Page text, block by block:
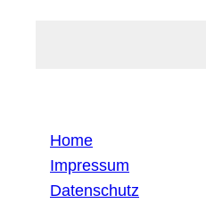
Home
Impressum
Datenschutz